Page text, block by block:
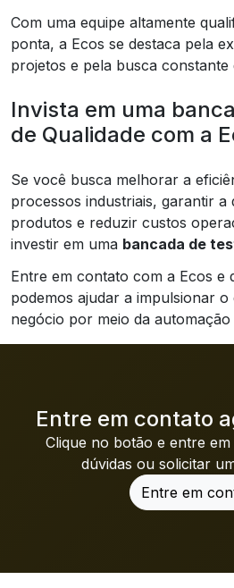
Com uma equipe altamente
ponta, a Ecos se destaca pela
projetos e pela busca constante
Invista em uma
de Qualidade com a
Se você busca melhorar a
processos industriais, garantir a
produtos e reduzir custos
investir em uma bancada de
Entre em contato com a Ecos e
podemos ajudar a impulsionar
negócio por meio da automação
Entre em contato
Clique no botão e entre
dúvidas ou solicitar
Entre em